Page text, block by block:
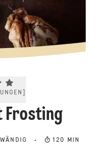
rating 4.8. Click to rate.
Frosting
120 MIN